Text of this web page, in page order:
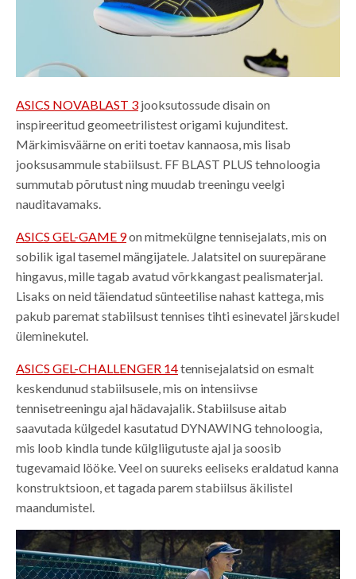
ASICS NOVABLAST 3 jooksutossude disain on
inspireeritud geomeetrilistest origami kujunditest.
Märkimisväärne on eriti toetav kannaosa, mis lisab
jooksusammule stabiilsust. FF BLAST PLUS tehnoloogia
summutab põrutust ning muudab treeningu veelgi
nauditavamaks.
ASICS GEL-GAME 9on mitmekülgne tennisejalats, mis on
sobilik igal tasemel mängijatele. Jalatsitel on suurepärane
hingavus, mille tagab avatud võrkkangast pealismaterjal.
Lisaks on neid täiendatud sünteetilise nahast kattega, mis
pakub paremat stabiilsust tennises tihti esinevatel järskudel
üleminekutel.
ASICS GEL-CHALLENGER 14tennisejalatsid on esmalt
keskendunud stabiilsusele, mis on intensiivse
tennisetreeningu ajal hädavajalik. Stabiilsuse aitab
saavutada külgedel kasutatud DYNAWING tehnoloogia,
mis loob kindla tunde külgliigutuste ajal ja soosib
tugevamaid lööke. Veel on suureks eeliseks eraldatud kanna
konstruktsioon, et tagada parem stabiilsus äkilistel
maandumistel.